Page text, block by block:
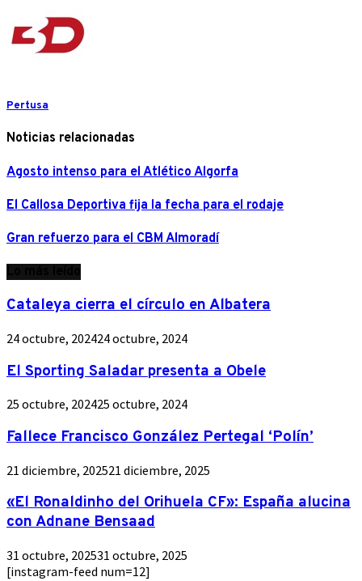
Pertusa
Noticias relacionadas
Agosto intenso para el Atlético Algorfa
El Callosa Deportiva fija la fecha para el rodaje
Gran refuerzo para el CBM Almoradí
Cataleya cierra el círculo en Albatera
24 octubre, 202424 octubre, 2024
El Sporting Saladar presenta a Obele
25 octubre, 202425 octubre, 2024
Fallece Francisco González Pertegal ‘Polín’
21 diciembre, 202521 diciembre, 2025
«El Ronaldinho del Orihuela CF»: España alucina
con Adnane Bensaad
31 octubre, 202531 octubre, 2025
[instagram-feed num=12]